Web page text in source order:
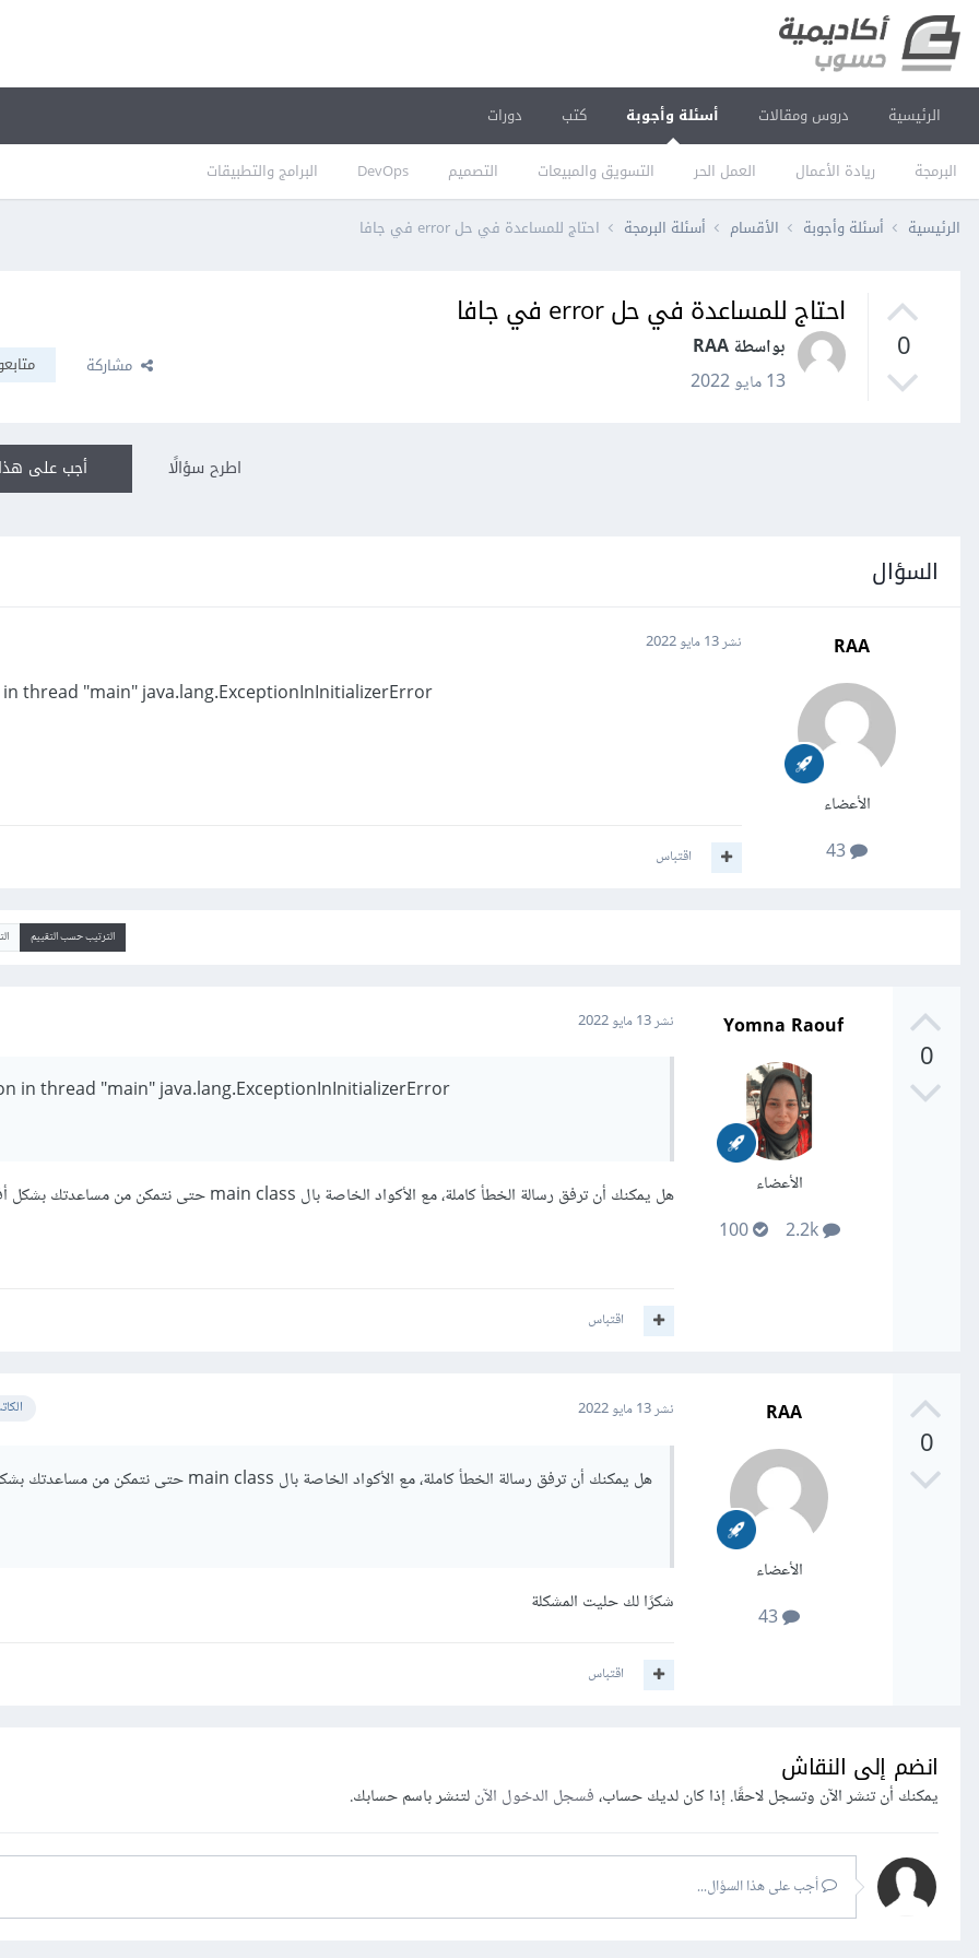
الرئيسية دروس ومقالات أسئلة وأجوبة
البرمجة ريادة الأعمال العمل الحر التسويق والمبيعات التصميم DevOps البرامج والتطبيقات
كتب دورات
الرئيسية أسئلة وأجوبة الأقسام أسئلة البرمجة احتاج للمساعدة في حل error في جافا
0
احتاج للمساعدة في حل error في جافا
بواسطة RAA
13 مايو 2022
مشاركة
أجب على اطرح سؤالًا
السؤال
RAA
الأعضاء
نشر13 مايو 2022
thread "main" java.lang.ExceptionInInitializerError
اقتباس
الترتيب حسب التقييم
0
Yomna Raouf
الأعضاء
2.2k
100
نشر13 مايو 2022
in thread "main" java.lang.ExceptionInInitializerError
هل يمكنك أن ترفق رسالة الخطأ كاملة، مع الأكواد الخاصة بال main class حتى نتمكن من مساعدتك بشكل أفضل.
اقتباس
0
RAA
الأعضاء
نشر13 مايو 2022
هل يمكنك أن ترفق رسالة الخطأ كاملة، مع الأكواد الخاصة بال main class حتى نتمكن من مساعدتك بشكل أفضل.
شكرًا لك حليت المشكلة
اقتباس
انضم إلى النقاش
يمكنك أن تنشر الآن وتسجل لاحقًا. إذا كان لديك حساب،فسجل الدخول الآنلتنشر باسم حسابك.
أجب على هذا السؤال...